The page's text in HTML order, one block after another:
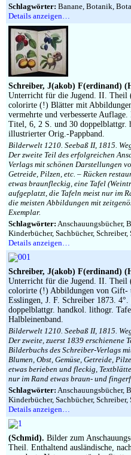
Schlagwörter: Banane, Botanik,
Details anzeigen…
Schreiber, J(akob) F(erdinand)
Unterricht für die Jugend. II. Theil
colorirte (!) Blätter mit
vermehrte und verbesserte
Titel, 6, 2 S. und 30
illustrierter Orig.-Pappband.
Bilderwelt 1210. Seebaß II, 1815.
Der zweite Teil des erfolgreichen
Verlags mit schönen Darstellungen
Getreide, Pilzen, etc. – Rücken
etwas braunfleckig, eine Tafel
aufgeplatzt, die Tafeln meist nur im
die meisten Abbildungen mit
Exemplar.
Schlagwörter: Anschauungsbücher,
Kinderbücher, Sachbücher,
Details anzeigen…
Schreiber, J(akob) F(erdinand)
Unterricht für die Jugend. II. Theil
colorirte (!) Abbildungen von Gift-
Esslingen, J. F. Schreiber 1873.
doppelblattgr. handkol. lithogr.
Halbleinenband.
Bilderwelt 1210. Seebaß II, 1815.
Der zweite, zuerst 1839 erschienene
Bilderbuchs des Schreiber-Verlags
Blumen, Obst, Gemüse, Getreide,
etwas berieben und fleckig,
nur im Rand etwas braun- und
Schlagwörter: Anschauungsbücher,
Kinderbücher, Sachbücher,
Details anzeigen…
(Schmid). Bilder zum
Theil. Enthaltend ausländische,